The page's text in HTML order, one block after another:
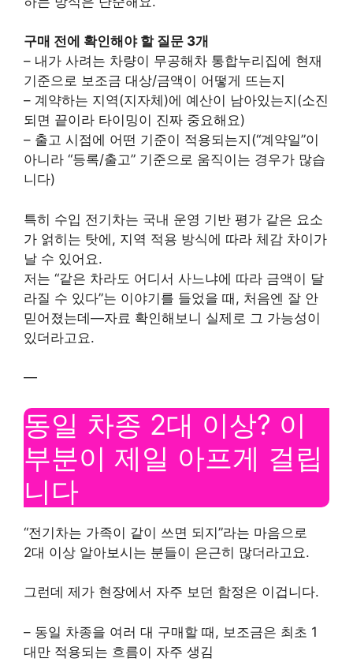
구매 전에 확인해야 할 질문 3개
– 내가 사려는 차량이 무공해차 통합누리집에 현재
기준으로 보조금 대상/금액이 어떻게 뜨는지
– 계약하는 지역(지자체)에 예산이 남아있는지(소진
되면 끝이라 타이밍이 진짜 중요해요)
– 출고 시점에 어떤 기준이 적용되는지(“계약일”이
아니라 “등록/출고” 기준으로 움직이는 경우가 많습
니다)
특히 수입 전기차는 국내 운영 기반 평가 같은 요소
가 얽히는 탓에, 지역 적용 방식에 따라 체감 차이가
날 수 있어요.
저는 “같은 차라도 어디서 사느냐에 따라 금액이 달
라질 수 있다”는 이야기를 들었을 때, 처음엔 잘 안
믿어졌는데—자료 확인해보니 실제로 그 가능성이
있더라고요.
—
동일 차종 2대 이상? 이
부분이 제일 아프게 걸립
니다
“전기차는 가족이 같이 쓰면 되지”라는 마음으로
2대 이상 알아보시는 분들이 은근히 많더라고요.
그런데 제가 현장에서 자주 보던 함정은 이겁니다.
– 동일 차종을 여러 대 구매할 때, 보조금은 최초 1
대만 적용되는 흐름이 자주 생김